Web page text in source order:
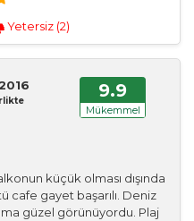
Yetersiz (2)
9.9
Mükemmel
küçük olması dışında
cafe gayet başarılı. Deniz
güzel görünüyordu. Plaj